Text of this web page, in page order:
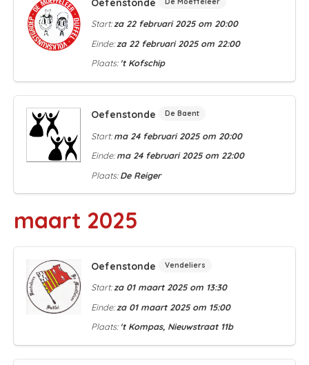
Start:za 22 februari 2025 om 20:00
Einde:za 22 februari 2025 om 22:00
Plaats:'t Kofschip
Oefenstonde De Baent
Start:ma 24 februari 2025 om 20:00
Einde:ma 24 februari 2025 om 22:00
Plaats:De Reiger
maart 2025
Oefenstonde Vendeliers
Start:za 01 maart 2025 om 13:30
Einde:za 01 maart 2025 om 15:00
Plaats:'t Kompas, Nieuwstraat 11b